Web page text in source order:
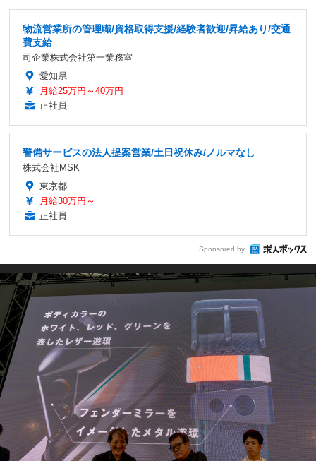
物流営業所の管理職/資格取得支援/経験者歓迎/昇給あり/交通
費支給
司企業株式会社第一業務室
愛知県
月給25万円～40万円
正社員
警備サービスの法人提案営業/土日祝休み/ノルマなし
株式会社MSK
東京都
月給30万円～
正社員
Sponsored by